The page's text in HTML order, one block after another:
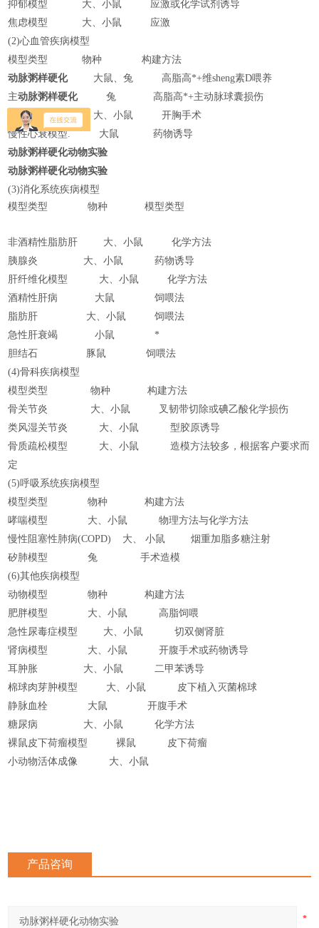
抑郁模型 大、小鼠
应激或化学试剂诱导
焦虑模型
大、小鼠
应激
(2)心血管疾病模型
模型类型
物种
构建方法
动脉粥样硬化
大鼠、兔
高脂高*+维sheng素D喂养
主动脉粥样硬化 兔
高脂高*+主动脉球囊损伤
心肌缺血模型
大、小鼠
开胸手术
慢性心衰模型.
大鼠
药物诱导
动脉粥样硬化动物实验
动脉粥样硬化动物实验
(3)消化系统疾病模型
模型类型
物种 模型类型
非酒精性脂肪肝 大、小鼠
化学方法
胰腺炎
大、小鼠
药物诱导
肝纤维化模型
大、小鼠
化学方法
酒精性肝病
大鼠
饲喂法
脂肪肝
大、小鼠
饲喂法
急性肝衰竭
小鼠
*
胆结石
豚鼠
饲喂法
(4)骨科疾病模型
模型类型
物种
构建方法
骨关节炎
大、小鼠
叉韧带切除或碘乙酸化学损伤
类风湿关节炎
大、小鼠
型胶原诱导
骨质疏松模型
大、小鼠
造模方法较多，根据客户要求而
定
(5)呼吸系统疾病模型
模型类型
物种
构建方法
哮喘模型
大、小鼠
物理方法与化学方法
慢性阻塞性肺病(COPD) 大、 小鼠
烟重加脂多糖注射
矽肺模型
兔
手术造模
(6)其他疾病模型
动物模型
物种
构建方法
肥胖模型
大、小鼠
高脂饲喂
急性尿毒症模型
大、小鼠
切双侧肾脏
肾病模型
大、小鼠
开腹手术或药物诱导
耳肿胀
大、小鼠
二甲苯诱导
棉球肉芽肿模型
大、小鼠
皮下植入灭菌棉球
静脉血栓
大鼠
开腹手术
糖尿病
大、小鼠
化学方法
裸鼠皮下荷瘤模型
裸鼠
皮下荷瘤
小动物活体成像
大、小鼠
产品咨询